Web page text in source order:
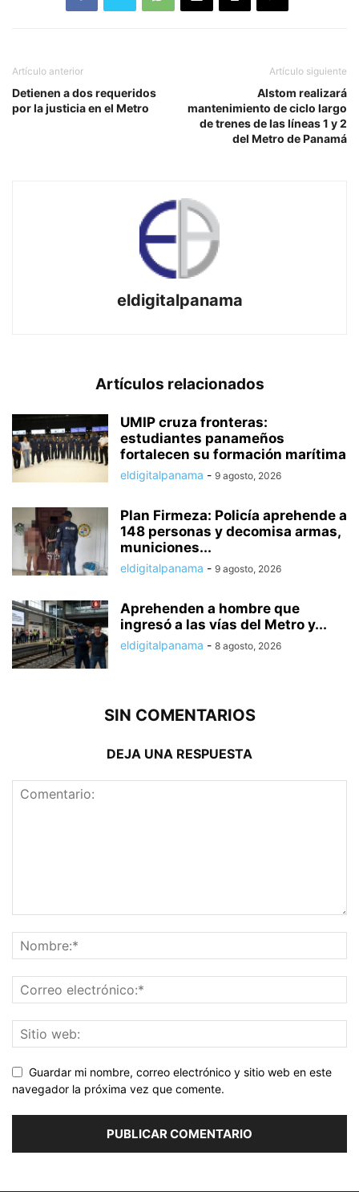
Artículo anterior
Detienen a dos requeridos
por la justicia en el Metro
Artículo siguiente
Alstom realizará
mantenimiento de ciclo largo
de trenes de las líneas 1 y 2
del Metro de Panamá
eldigitalpanama
Artículos relacionados
UMIP cruza fronteras:
estudiantes panameños
fortalecen su formación marítima
eldigitalpanama - 9 agosto, 2026
Plan Firmeza: Policía aprehende a
148 personas y decomisa armas,
municiones...
eldigitalpanama - 9 agosto, 2026
Aprehenden a hombre que
ingresó a las vías del Metro y...
eldigitalpanama - 8 agosto, 2026
SIN COMENTARIOS
DEJA UNA RESPUESTA
Guardar mi nombre, correo electrónico y sitio web en este
navegador la próxima vez que comente.